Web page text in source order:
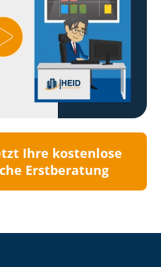
Ihre kostenlose
Erstberatung